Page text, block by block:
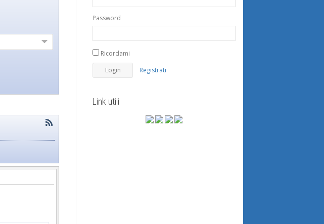
Password
Ricordami
Registrati
Link utili